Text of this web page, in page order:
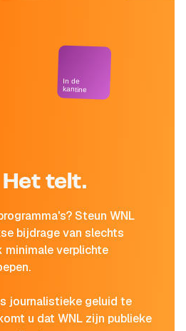
telt.
Steun WNL
bijdrage van slechts
verplichte
journalistieke geluid te
u dat WNL zijn publieke
In de
kantine